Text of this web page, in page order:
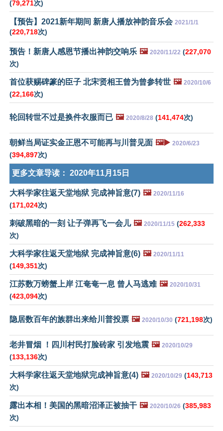
(79,271次)
【预告】2021新年期间 新唐人播放神韵音乐会 2021/1/1
(220,718次)
预告！新唐人感恩节播出神韵交响乐 🖼️ 2020/11/22 (227,070
次)
首位获赐碑篆的臣子 北宋贤相王曾为曾参转世 🖼️ 2020/10/6
(22,166次)
轮回转世不过是换件衣服而已 🖼️ 2020/8/28 (141,474次)
朝鲜当局证实金正恩不可能再与川普见面 🖼️▶️ 2020/6/23
(394,897次)
更多文章导读： 2020年11月15日
大科学家往返天堂地狱 完成神旨意(7) 🖼️ 2020/11/16
(171,024次)
刺破黑暗的一刻 让子弹再飞一会儿 🖼️ 2020/11/15 (262,333
次)
大科学家往返天堂地狱 完成神旨意(6) 🖼️ 2020/11/11
(149,351次)
江苏数万螃蟹上岸 江奄奄一息 曾人马逃难 🖼️ 2020/10/31
(423,094次)
隐居数百年的族群出来给川普投票 🖼️ 2020/10/30 (721,198次)
老井冒烟 ！四川村民打脸砖家 引发地震 🖼️ 2020/10/29
(133,136次)
大科学家往返天堂地狱完成神旨意(4) 🖼️ 2020/10/29 (143,713
次)
露出本相！美国的黑暗沼泽正被抽干 🖼️ 2020/10/26 (385,983
次)